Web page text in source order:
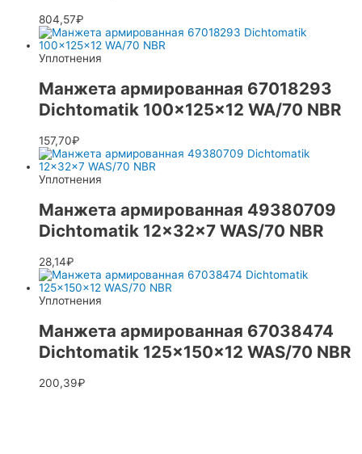
804,57₽
Уплотнения
Манжета армированная 67018293
Dichtomatik 100x125x12 WA/70 NBR
157,70₽
Уплотнения
Манжета армированная 49380709
Dichtomatik 12x32x7 WAS/70 NBR
28,14₽
Уплотнения
Манжета армированная 67038474
Dichtomatik 125x150x12 WAS/70 NBR
200,39₽